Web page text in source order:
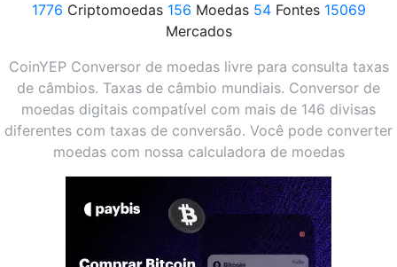
1776 Criptomoedas 156 Moedas 54Fontes 15069
Mercados
CoinYEP Conversor de moedas livre para consulta taxas
de câmbios. Taxas de câmbio mundiais. Conversor de
moedas digitais compatível com mais de 146 divisas
diferentes com taxas de conversão. Você pode converter
moedas com nossa calculadora de moedas